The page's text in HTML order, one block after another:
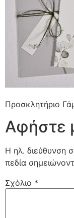
Προσκλητήριο
Αφήστε
Η ηλ. διεύθυνση
πεδία
Σχόλιο *